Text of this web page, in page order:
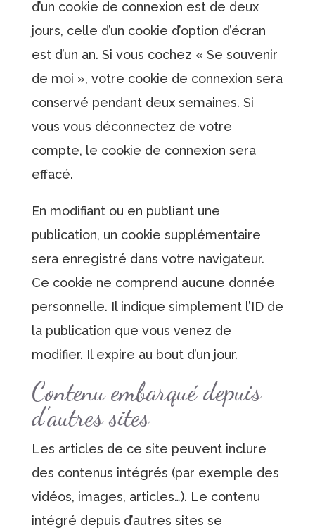
d’un cookie de connexion est de deux
jours, celle d’un cookie d’option d’écran
est d’un an. Si vous cochez « Se souvenir
de moi », votre cookie de connexion sera
conservé pendant deux semaines. Si
vous vous déconnectez de votre
compte, le cookie de connexion sera
effacé.
En modifiant ou en publiant une
publication, un cookie supplémentaire
sera enregistré dans votre navigateur.
Ce cookie ne comprend aucune donnée
personnelle. Il indique simplement l’ID de
la publication que vous venez de
modifier. Il expire au bout d’un jour.
Contenu embarqué depuis
d’autres sites
Les articles de ce site peuvent inclure
des contenus intégrés (par exemple des
vidéos, images, articles…). Le contenu
intégré depuis d’autres sites se